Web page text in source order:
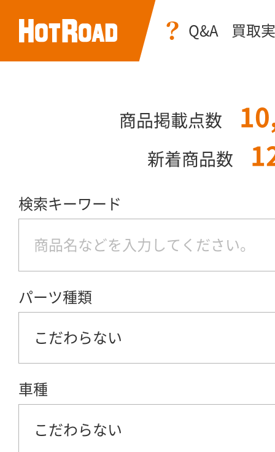
Q&A 買取
商品掲載点数
新着商品数
検索キーワード
パーツ種類
こだわらない
車種
こだわらない